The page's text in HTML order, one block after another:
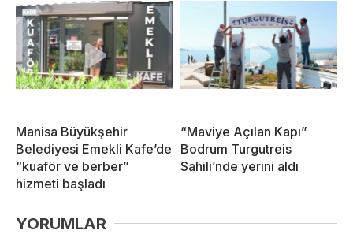
Manisa Büyükşehir
Belediyesi Emekli Kafe’de
“kuaför ve berber”
hizmeti başladı
“Maviye Açılan Kapı”
Bodrum Turgutreis
Sahili’nde yerini aldı
YORUMLAR